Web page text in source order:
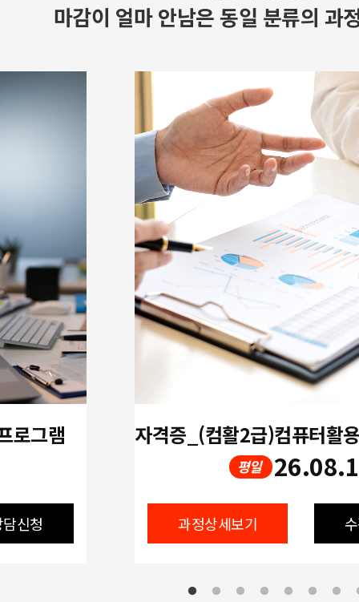
마감이 얼마 안남은 동일 분류의 과
로그램
신청
평일
과정상세보기